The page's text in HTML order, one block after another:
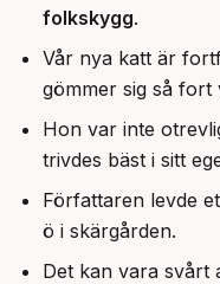
folkskygg.
Vår nya katt är
gömmer sig så fort
Hon var inte
trivdes bäst i sitt
Författaren levde
ö i skärgården.
Det kan vara svårt